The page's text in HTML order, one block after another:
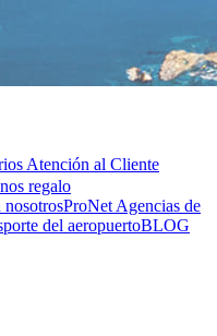
Atención al Cliente
regalo
nosotrosProNet Agencias de
del aeropuertoBLOG